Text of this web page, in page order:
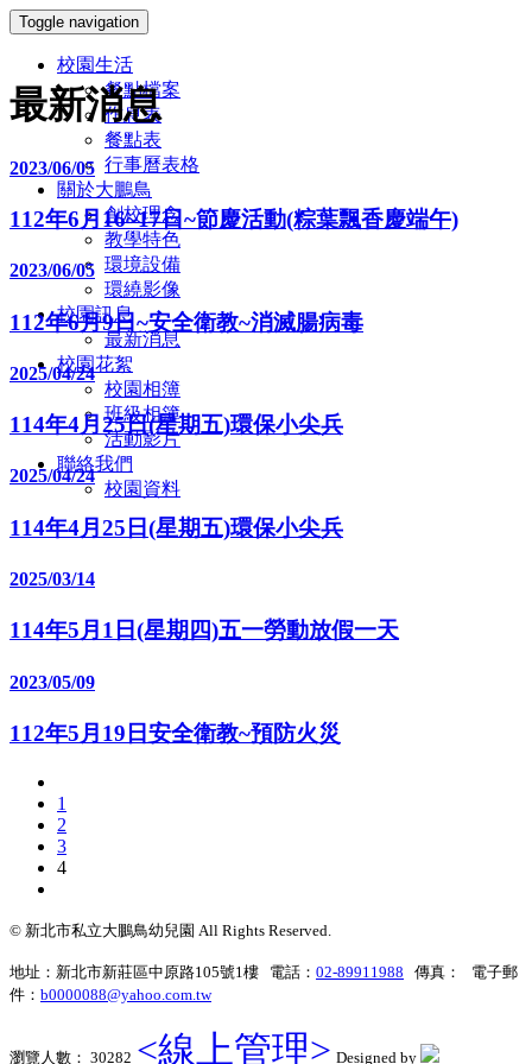
Toggle navigation
校園生活
餐點檔案
作息表
餐點表
行事曆表格
關於大鵬鳥
創校理念
教學特色
環境設備
環繞影像
校園訊息
最新消息
校園花絮
校園相簿
班級相簿
活動影片
聯絡我們
校園資料
最新消息
2023/06/05
112年6月16~17日~節慶活動(粽葉飄香慶端午)
2023/06/05
112年6月9日~安全衛教~消滅腸病毒
2025/04/24
114年4月25日(星期五)環保小尖兵
2025/04/24
114年4月25日(星期五)環保小尖兵
2025/03/14
114年5月1日(星期四)五一勞動放假一天
2023/05/09
112年5月19日安全衛教~預防火災
1
2
3
4
© 新北市私立大鵬鳥幼兒園 All Rights Reserved.
地址：新北市新莊區中原路105號1樓 電話： 02-89911988 傳真： 電子郵
件： b0000088@yahoo.com.tw
瀏覽人數： 30282 <線上管理> Designed by